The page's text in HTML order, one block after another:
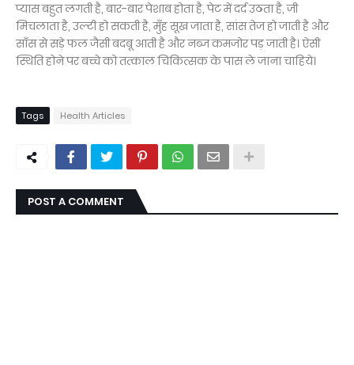
प्यास बहुत लगती है, बार-बार पेशाब होता है, पेट में दर्द उठता है, जी
मिचलाता है, उल्टी हो सकती है, मुँह सूख जाता है, सांस तेज हो जाती है और
साँस से सड़े फल जैसी बदबू आती है और नब्ज कमजोर पड़ जाती है। ऐसी
स्थिति होने पर बच्चे को तत्काल चिकित्सक के पास ले जाना चाहिये।
Tags Health Articles
POST A COMMENT